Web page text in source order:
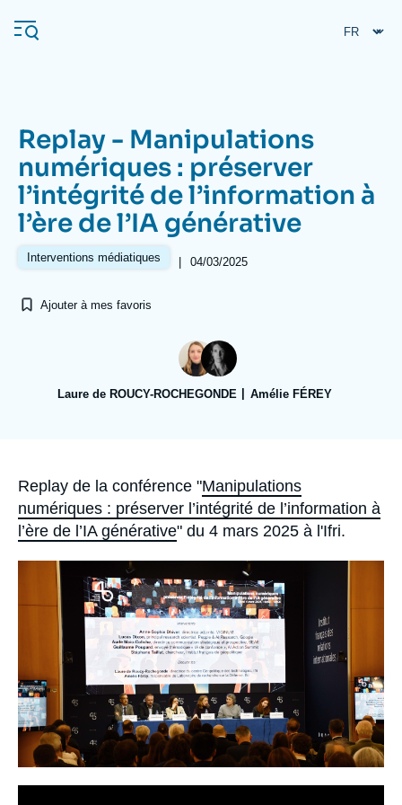
au
contenu
Navigation
principale
L'Ifri
Analyses
Replay - Manipulations
numériques : préserver
l’intégrité de l’information à
l’ère de l’IA générative
Interventions médiatiques | 04/03/2025
Ajouter à mes favoris
Laure de ROUCY-ROCHEGONDE Amélie FÉREY
Accroche
Replay de la conférence "Manipulations
numériques : préserver l’intégrité de l’information à
l’ère de l’IA générative" du 4 mars 2025 à l'Ifri.
Image
principale
médiatique